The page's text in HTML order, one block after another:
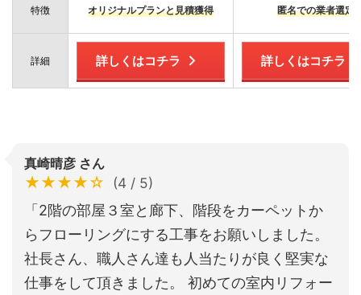
特徴 オリジナルプランと見積獲得 匿名での業者選定
詳細 詳しくはコチラ 詳しくはコチラ
真崎晴彦 さん
★★★★☆
(4 / 5)
「2階の部屋３室と廊下、階段をカーペットか
らフローリングにする工事をお願いしました。
社長さん、職人さん達も人当たりが良く堅実な
仕事をして頂きました。 初めての室内リフォー